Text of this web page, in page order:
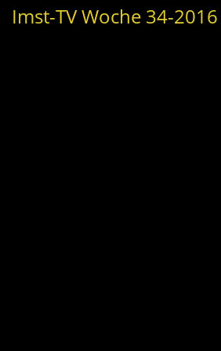
Imst-TV Woche 34-2016